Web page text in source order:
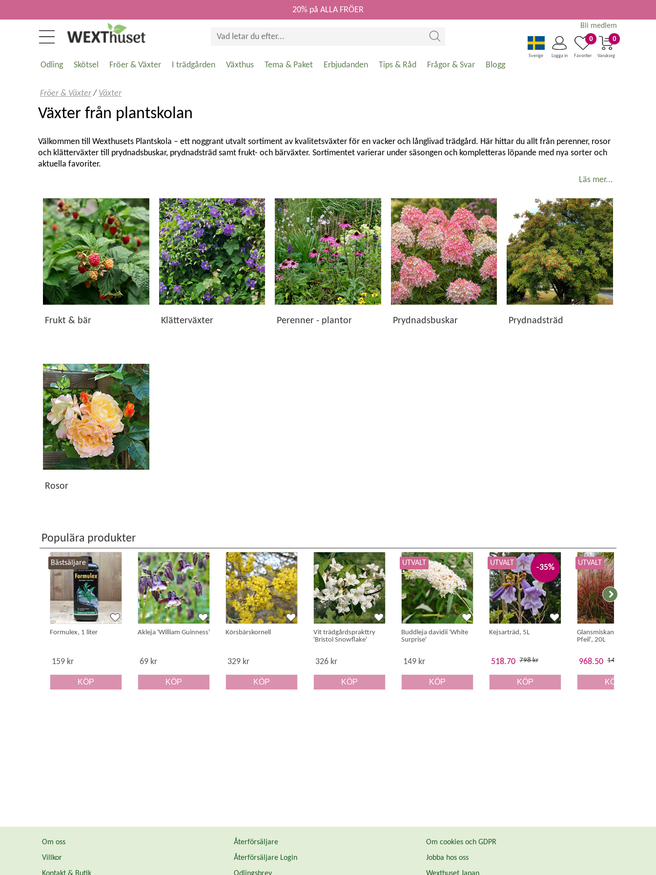
0
Varukorg
0
Favoriter
Logga in
Sverige
Bli medlem
20% på ALLA FRÖER
Odling Skötsel Fröer & Växter I trädgården Växthus Tema & Paket Erbjudanden Tips & Råd Frågor & Svar Blogg
Fröer & Växter/ Växter
Växter från plantskolan
Välkommen till Wexthusets Plantskola – ett noggrant utvalt sortiment av kvalitetsväxter för en vacker och långlivad trädgård. Här hittar du allt från perenner, rosor
och klätterväxter till prydnadsbuskar, prydnadsträd samt frukt- och bärväxter. Sortimentet varierar under säsongen och kompletteras löpande med nya sorter och
aktuella favoriter.
Vi erbjuder växter som är utvalda för att trivas i svenska odlingsförhållanden. Oavsett om du vill skapa en blommande rabatt, plantera ett vackert träd, odla egna
bär eller låta klätterväxter rama in uteplatsen finns växter för både små och stora trädgårdar. Hos oss hittar du växter som ger glädje, blomning och grönska under
många år.
Kvalitet från vår plantskola
Våra växter kommer både från vår egen odling och från ledande växtleverantörer. Gemensamt är att de håller hög kvalitet och är noggrant utvalda för att etablera
sig väl och utvecklas i svenska trädgårdar. I produktinformationen hittar du råd om växtplats, härdighet, plantering och skötsel för respektive växt.
Läs mer...
Frukt & bär Klätterväxter Perenner - plantor Prydnadsbuskar Prydnadsträd
Rosor
Populära produkter
Bästsäljare
Formulex, 1 liter
159 kr
KÖP
Akleja 'William Guinness'
69 kr
KÖP
Körsbärskornell
329 kr
KÖP
Vit trädgårdsprakttry
'Bristol Snowflake'
326 kr
KÖP
UTVALT
Buddleja davidii 'White
Surprise'
149 kr
KÖP
-35%
UTVALT
Kejsarträd, 5L
518.70 798 kr
KÖP
UTVALT
Glansmiskantus 'Roter
Pfeil', 20L
968.50 1490 kr
KÖP
Om oss
Villkor
Kontakt & Butik
Återförsäljare
Återförsäljare Login
Odlingsbrev
Om cookies och GDPR
Jobba hos oss
Wexthuset Japan